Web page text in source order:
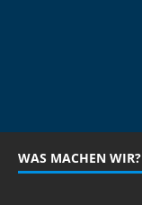
WAS MACHEN WIR?